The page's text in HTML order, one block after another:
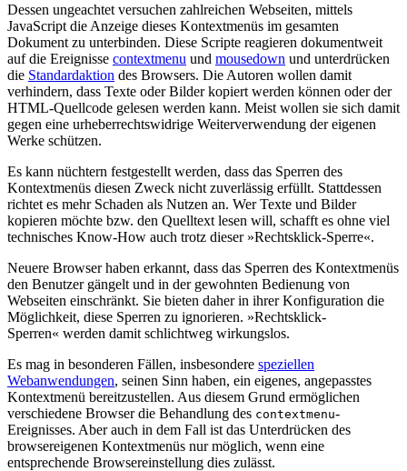
Dessen ungeachtet versuchen zahlreichen Webseiten, mittels
JavaScript die Anzeige dieses Kontextmenüs im gesamten
Dokument zu unterbinden. Diese Scripte reagieren dokumentweit
auf die Ereignisse contextmenu und mousedown und unterdrücken
die Standardaktion des Browsers. Die Autoren wollen damit
verhindern, dass Texte oder Bilder kopiert werden können oder der
HTML-Quellcode gelesen werden kann. Meist wollen sie sich damit
gegen eine urheberrechtswidrige Weiterverwendung der eigenen
Werke schützen.
Es kann nüchtern festgestellt werden, dass das Sperren des
Kontextmenüs diesen Zweck nicht zuverlässig erfüllt. Stattdessen
richtet es mehr Schaden als Nutzen an. Wer Texte und Bilder
kopieren möchte bzw. den Quelltext lesen will, schafft es ohne viel
technisches Know-How auch trotz dieser »Rechtsklick-Sperre«.
Neuere Browser haben erkannt, dass das Sperren des Kontextmenüs
den Benutzer gängelt und in der gewohnten Bedienung von
Webseiten einschränkt. Sie bieten daher in ihrer Konfiguration die
Möglichkeit, diese Sperren zu ignorieren. »Rechtsklick-
Sperren« werden damit schlichtweg wirkungslos.
Es mag in besonderen Fällen, insbesondere speziellen
Webanwendungen, seinen Sinn haben, ein eigenes, angepasstes
Kontextmenü bereitzustellen. Aus diesem Grund ermöglichen
verschiedene Browser die Behandlung des contextmenu-
Ereignisses. Aber auch in dem Fall ist das Unterdrücken des
browsereigenen Kontextmenüs nur möglich, wenn eine
entsprechende Browsereinstellung dies zulässt.